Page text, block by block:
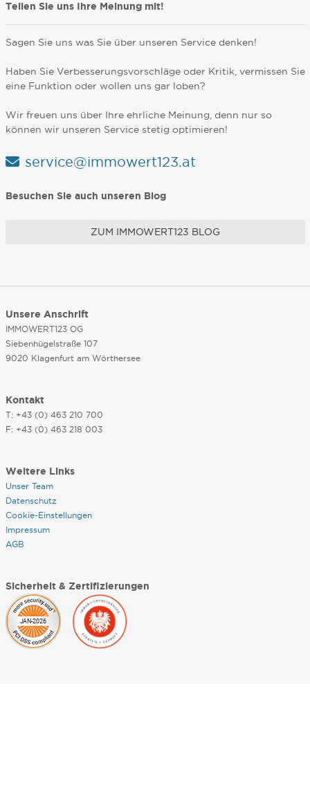
Teilen Sie uns Ihre Meinung mit!
Sagen Sie uns was Sie über unseren Service denken!
Haben Sie Verbesserungsvorschläge oder Kritik, vermissen Sie
eine Funktion oder wollen uns gar loben?
Wir freuen uns über Ihre ehrliche Meinung, denn nur so
können wir unseren Service stetig optimieren!
service@immowert123.at
Besuchen Sie auch unseren Blog
ZUM IMMOWERT123 BLOG
Unsere Anschrift
IMMOWERT123 OG
Siebenhügelstraße 107
9020 Klagenfurt am Wörthersee
Kontakt
T: +43 (0) 463 210 700
F: +43 (0) 463 218 003
Weitere Links
Unser Team
Datenschutz
Cookie-Einstellungen
Impressum
AGB
Sicherheit & Zertifizierungen